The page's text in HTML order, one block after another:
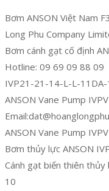
Bơm ANSON Việt Nam
Long Phu Company
Bơm cánh gạt cố định
Hotline: 09 69 09 88 09
IVP21-21-14-L-L-11DA-
ANSON Vane Pump
ANSON Vane Pump
Bơm thủy lực ANSON
Cánh gạt biến thiên
10